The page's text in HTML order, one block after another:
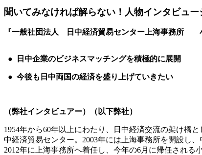
聞いてみなければ解らない！人物インタビュ
『一般社団法人 日中経済貿易センター上海事務所
● 日中企業のビジネスマッチングを積極的に展開
● 今後も日中両国の経済を盛り上げていきたい
（弊社インタビュアー）（以下弊社）
1954年から60年以上にわたり、日中経済交流の架け橋
中経済貿易センター。2003年には上海事務所を開設し
2012年に上海事務所へ着任し、今年の6月に帰任される